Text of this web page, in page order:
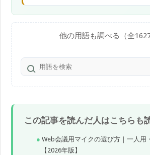
他の用語も調べる（全1627
この記事を読んだ人はこちらも
Web会議用マイクの選び方｜一人用
【2026年版】